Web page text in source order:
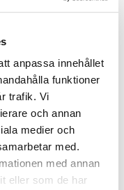
anpassa innehållet
funktioner
trafik. Vi
och annan
medier och
med.
med annan
eller som de har